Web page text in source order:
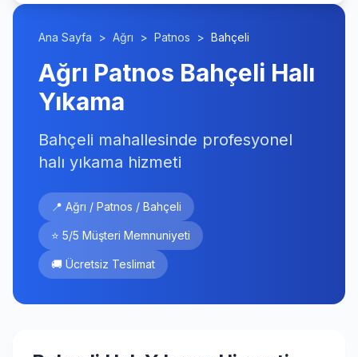
Ana Sayfa > Ağrı > Patnos > Bahçeli
Ağrı Patnos Bahçeli Halı
Yıkama
Bahçeli mahallesinde profesyonel
halı yıkama hizmeti
📍 Ağrı / Patnos / Bahçeli
⭐ 5/5 Müşteri Memnuniyeti
🚚 Ücretsiz Teslimat